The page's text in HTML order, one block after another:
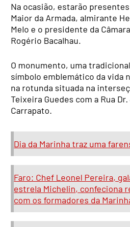
Na ocasião, estarão
Maior da Armada, almirante
Melo e o presidente da
Rogério Bacalhau.
O monumento, uma
símbolo emblemático da vida
na rotunda situada na
Teixeira Guedes com a Rua
Carrapato.
Dia da Marinha traz uma
Faro: Chef Leonel Pereira,
estrela Michelin, confeciona
com os formadores da